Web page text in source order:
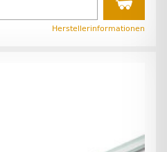
Herstellerinformationen